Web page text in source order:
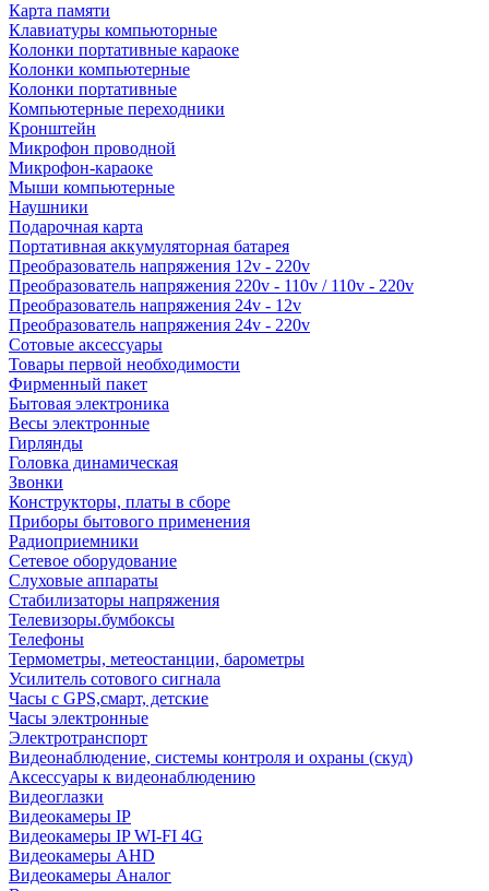
Карта памяти
Клавиатуры компьюторные
Колонки портативные караоке
Колонки компьютерные
Колонки портативные
Компьютерные переходники
Кронштейн
Микрофон проводной
Микрофон-караоке
Мыши компьютерные
Наушники
Подарочная карта
Портативная аккумуляторная батарея
Преобразователь напряжения 12v - 220v
Преобразователь напряжения 220v - 110v / 110v - 220v
Преобразователь напряжения 24v - 12v
Преобразователь напряжения 24v - 220v
Сотовые аксессуары
Товары первой необходимости
Фирменный пакет
Бытовая электроника
Весы электронные
Гирлянды
Головка динамическая
Звонки
Конструкторы, платы в сборе
Приборы бытового применения
Радиоприемники
Сетевое оборудование
Слуховые аппараты
Стабилизаторы напряжения
Телевизоры.бумбоксы
Телефоны
Термометры, метеостанции, барометры
Усилитель сотового сигнала
Часы с GPS,смарт, детские
Часы электронные
Электротранспорт
Видеонаблюдение, системы контроля и охраны (скуд)
Аксессуары к видеонаблюдению
Видеоглазки
Видеокамеры IP
Видеокамеры IP WI-FI 4G
Видеокамеры AHD
Видеокамеры Аналог